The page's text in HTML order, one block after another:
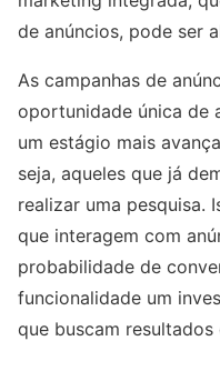
de anúncios, pode ser
As campanhas de
oportunidade única de
um estágio mais
seja, aqueles que já
realizar uma pesquisa.
que interagem com
probabilidade de
funcionalidade um
que buscam resultados